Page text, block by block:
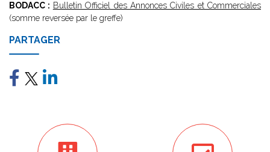
BODACC : Bulletin Officiel des Annonces Civiles et Commerciales
(somme reversée par le greffe)
PARTAGER